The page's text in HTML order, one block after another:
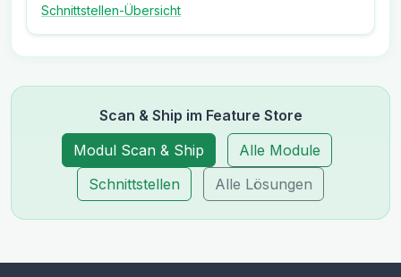
Schnittstellen-Übersicht
Scan & Ship im Feature Store
Modul Scan & Ship
Alle Module
Schnittstellen
Alle Lösungen